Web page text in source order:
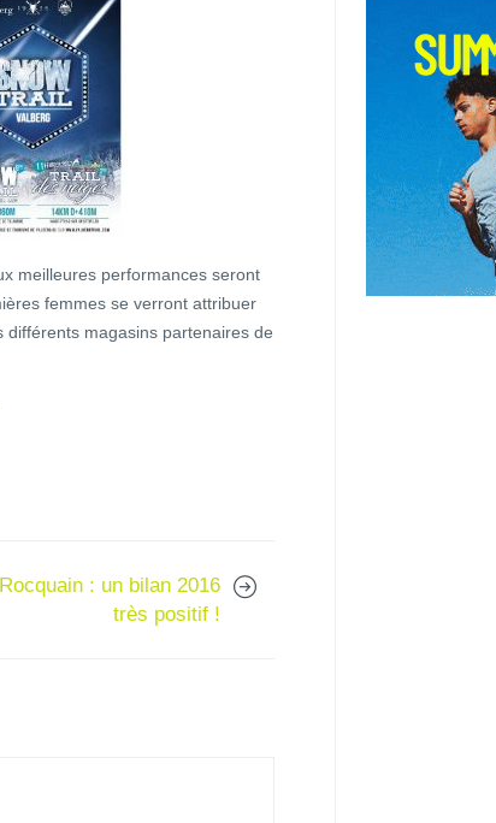
meilleures performances seront
femmes se verront attribuer
différents magasins partenaires de
: un bilan 2016
très positif !